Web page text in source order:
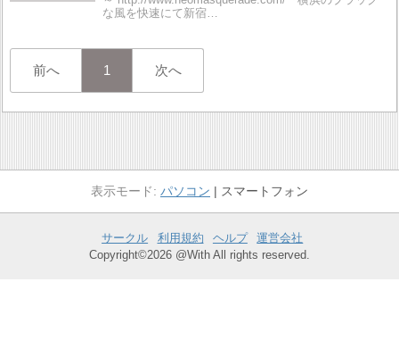
な風を快速にて新宿…
前へ 1 次へ
パソコン スマートフォン
サークル 利用規約 ヘルプ
運営会社
Copyright©2026 @With All rights reserved.